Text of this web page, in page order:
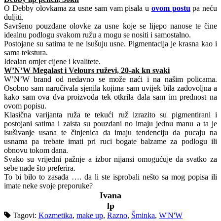
O Debby olovkama za usne sam vam pisala u ovom postupa neću
duljiti.
Savršeno pouzdane olovke za usne koje se lijepo nanose te čine
idealnu podlogu svakom ružu a mogu se nositi i samostalno.
Postojane su satima te ne isušuju usne. Pigmentacija je krasna kao i
sama tekstura.
Idealan omjer cijene i kvalitete.
W’N’W Megalast i Velours ruževi, 20-ak kn svaki
W’N’W brand od nedavno se može naći i na našim policama.
Osobno sam naručivala sjenila kojima sam uvijek bila zadovoljna a
kako sam ova dva proizvoda tek otkrila dala sam im prednost na
ovom popisu.
Klasična varijanta ruža te tekući ruž izrazito su pigmentirani i
postojani satima i zaista su pouzdani no imaju jednu manu a ta je
isušivanje usana te činjenica da imaju tendenciju da pucaju na
usnama pa trebate imati pri ruci bogate balzame za podlogu ili
obnovu tokom dana.
Svako su vrijedni pažnje a izbor nijansi omogućuje da svatko za
sebe nađe što preferira.
To bi bilo to zasada …. da li ste isprobali nešto sa mog popisa ili
imate neke svoje preporuke?
Ivana
lp
Tagovi: Kozmetika, make up, Razno, Šminka, W'N'W